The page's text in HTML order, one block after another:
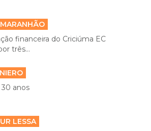
financeira do Criciúma EC
três...
anos
LESSA